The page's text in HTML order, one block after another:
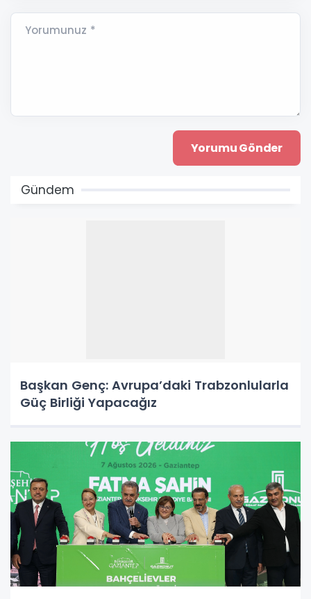
Yorumunuz *
Gündem
Başkan Genç: Avrupa’daki Trabzonlularla
Güç Birliği Yapacağız